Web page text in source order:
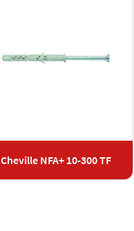
Cheville NFA+ 10-300 TF